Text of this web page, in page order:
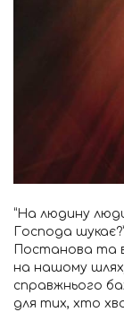
“На людину
Господа
Постанова та
на нашому
справжнього
для тих, хто